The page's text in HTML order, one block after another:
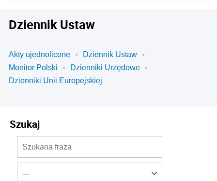
Dziennik Ustaw
Akty ujednolicone
Dziennik Ustaw
Monitor Polski
Dzienniki Urzędowe
Dzienniki Unii Europejskiej
Szukaj